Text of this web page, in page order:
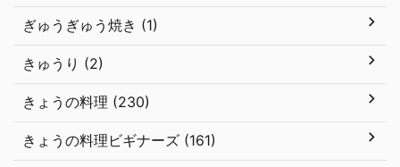
ぎゅうぎゅう焼き (1)
きゅうり (2)
きょうの料理 (230)
きょうの料理ビギナーズ (161)